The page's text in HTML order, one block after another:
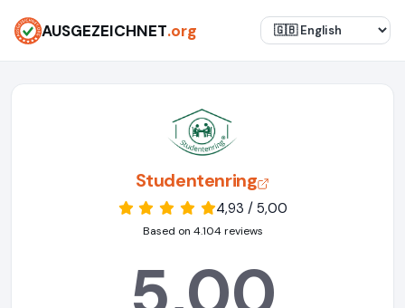
AUSGEZEICHNET.org
Studentenring
4,93 / 5,00
Based on 4.104 reviews